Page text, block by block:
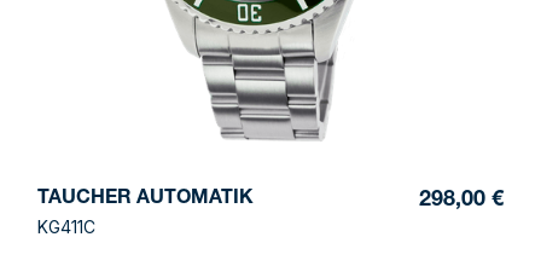
TAUCHER AUTOMATIK
KG411C
298,00 €